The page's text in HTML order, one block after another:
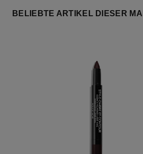
BELIEBTE ARTIKEL DIESER